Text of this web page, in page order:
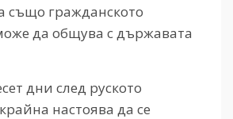
също гражданското
да общува с държавата
дни след руското
настоява да се